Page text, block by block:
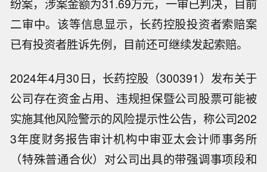
纷案，涉案金额为31.69万元，一审已判决，目前
二审中。该等信息显示，长药控股投资者索赔案
已有投资者胜诉先例，目前还可继续发起索赔。
2024年4月30日，长药控股（300391）发布关于
公司存在资金占用、违规担保暨公司股票可能被
实施其他风险警示的风险提示性公告，称公司202
3年度财务报告审计机构中审亚太会计师事务所
（特殊普通合伙）对公司出具的带强调事项段和